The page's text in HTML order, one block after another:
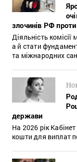
злочинів РФ проти
Діяльність
а й стати
та міжнародних
держави
На 2026 рік
кошти для виплат